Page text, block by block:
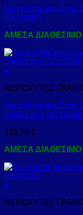
Νεροχύτης
(QUA440)
ΑΜΕΣΑ ΔΙΑΘΕΣΙΜΟ
+
ΝΕΡΟΧΥΤΕΣ
Νεροχύτης
79x50cm
325,76 €
ΑΜΕΣΑ ΔΙΑΘΕΣΙΜΟ
+
ΝΕΡΟΧΥΤΕΣ